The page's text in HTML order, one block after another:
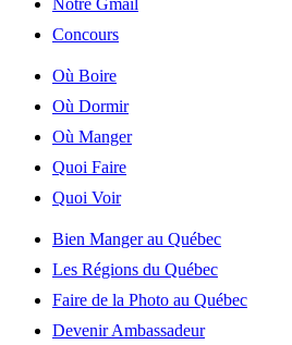
Concours
Où Boire
Où Dormir
Où Manger
Quoi Faire
Quoi Voir
Bien Manger au Québec
Les Régions du Québec
Faire de la Photo au Québec
Devenir Ambassadeur